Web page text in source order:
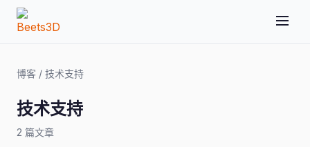
博客 / 技术支持
技术支持
2 篇文章